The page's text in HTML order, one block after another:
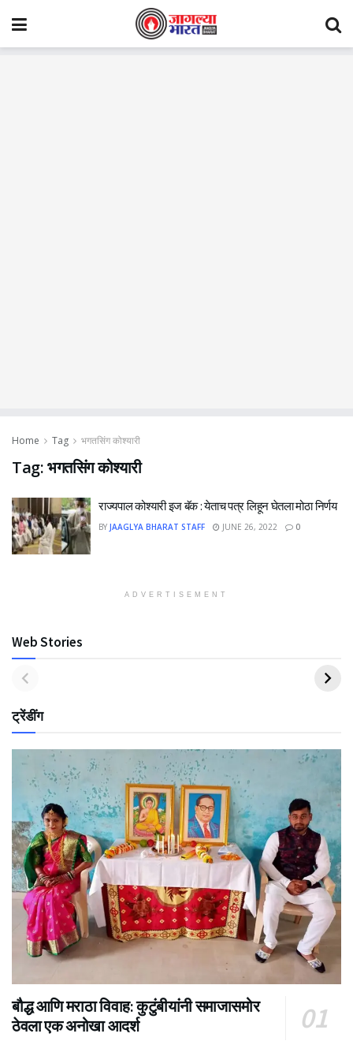
Home Tag भगतसिंग कोश्यारी
Tag:भगतसिंग कोश्यारी
राज्यपाल कोश्यारी इज बॅक : येताच पत्र लिहून घेतला मोठा निर्णय
BY JAAGLYA BHARAT STAFF JUNE 26, 2022 0
ADVERTISEMENT
Web Stories
ट्रेंडींग
बौद्ध आणि मराठा विवाह: कुटुंबीयांनी समाजासमोर
ठेवला एक अनोखा आदर्श